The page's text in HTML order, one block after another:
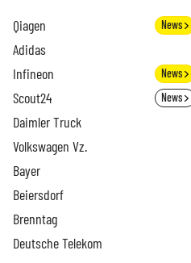
Qiagen News
Adidas
Infineon News
Scout24 News
Daimler Truck
Volkswagen Vz.
Bayer
Beiersdorf
Brenntag
Deutsche Telekom